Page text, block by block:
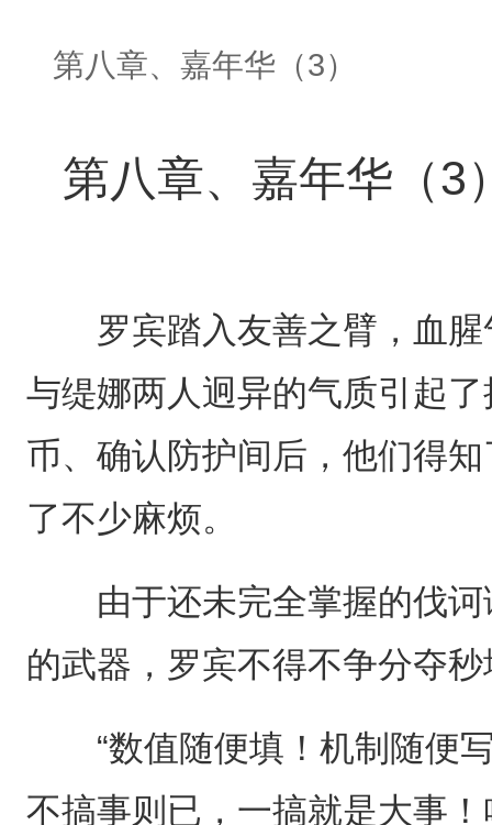
第八章、嘉年华（3）
第八章、嘉年华（3
罗宾踏入友善之臂，血腥
与缇娜两人迥异的气质引起
币、确认防护间后，他们得
了不少麻烦。
由于还未完全掌握的伐诃
的武器，罗宾不得不争分夺
“数值随便填！机制随便写
不搞事则已，一搞就是大事！